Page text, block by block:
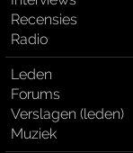
Recensies
Radio
Leden
Forums
Verslagen (leden)
Muziek